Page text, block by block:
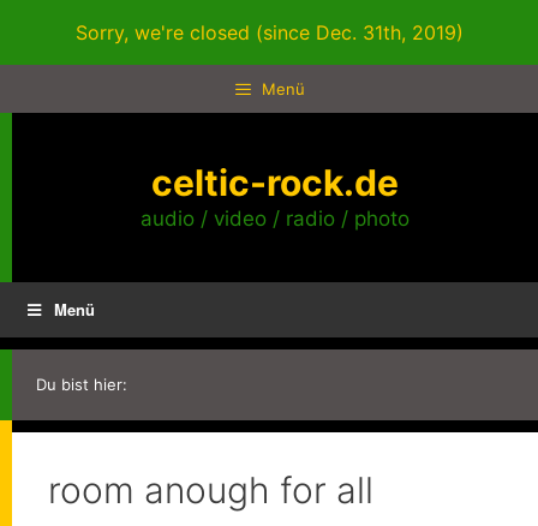
Sorry, we're closed (since Dec. 31th, 2019)
Menü
celtic-rock.de
audio / video / radio / photo
Menü
Du bist hier:
room anough for all